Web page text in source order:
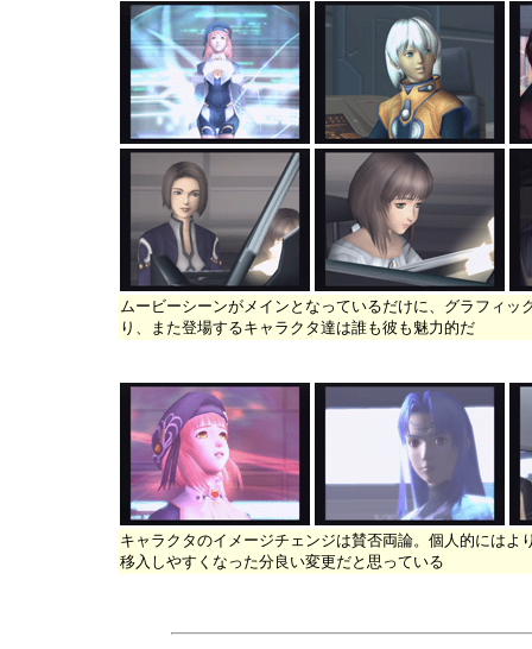
ムービーシーンがメインとなっているだけに、グラフィッ
り、また登場するキャラクタ達は誰も彼も魅力的だ
キャラクタのイメージチェンジは賛否両論。個人的にはよ
移入しやすくなった分良い変更だと思っている